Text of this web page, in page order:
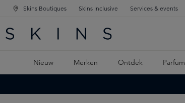
NAVIGATIE
DE HOOFDINHOUD
Skins Boutiques Skins Inclusive Services & events
Nieuw Merken Ontdek Parfum